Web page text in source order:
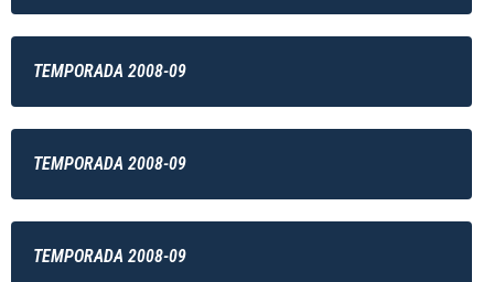
TEMPORADA 2008-09
TEMPORADA 2008-09
TEMPORADA 2008-09